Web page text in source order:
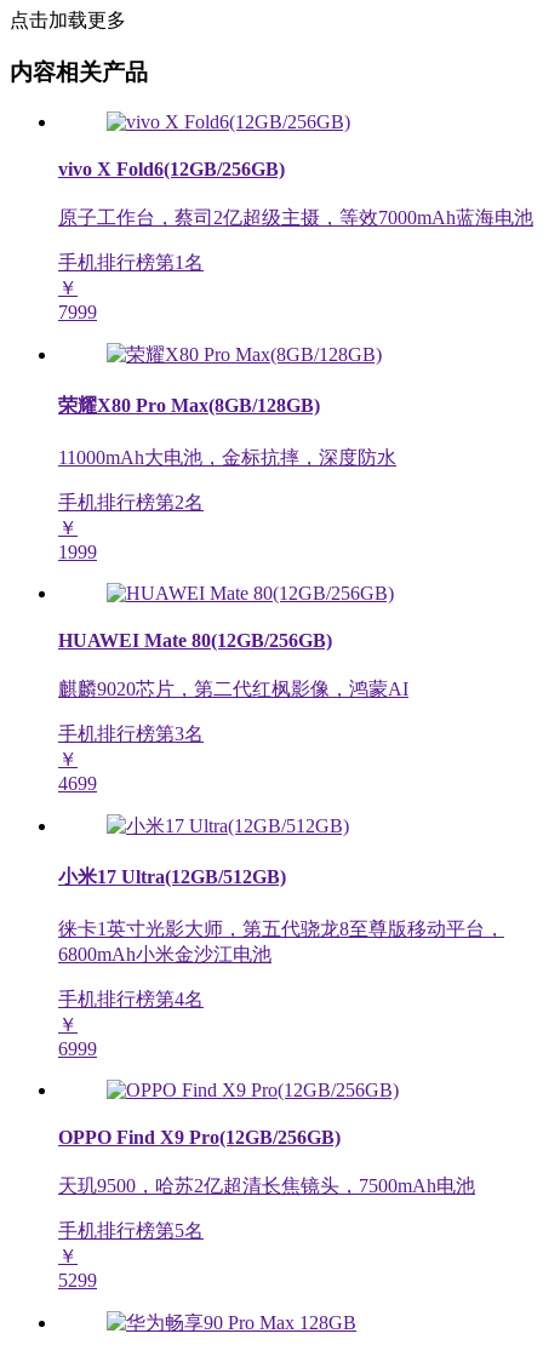
点击加载更多
内容相关产品
vivo X Fold6(12GB/256GB)
原子工作台，蔡司2亿超级主摄，等效7000mAh蓝海电池
手机排行榜第1名
￥
7999
荣耀X80 Pro Max(8GB/128GB)
11000mAh大电池，金标抗摔，深度防水
手机排行榜第2名
￥
1999
HUAWEI Mate 80(12GB/256GB)
麒麟9020芯片，第二代红枫影像，鸿蒙AI
手机排行榜第3名
￥
4699
小米17 Ultra(12GB/512GB)
徕卡1英寸光影大师，第五代骁龙8至尊版移动平台，
6800mAh小米金沙江电池
手机排行榜第4名
￥
6999
OPPO Find X9 Pro(12GB/256GB)
天玑9500，哈苏2亿超清长焦镜头，7500mAh电池
手机排行榜第5名
￥
5299